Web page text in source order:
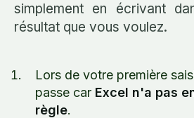
simplement en écrivant
résultat que vous voulez.
Lors de votre première
passe car Excel n'a pas
règle.